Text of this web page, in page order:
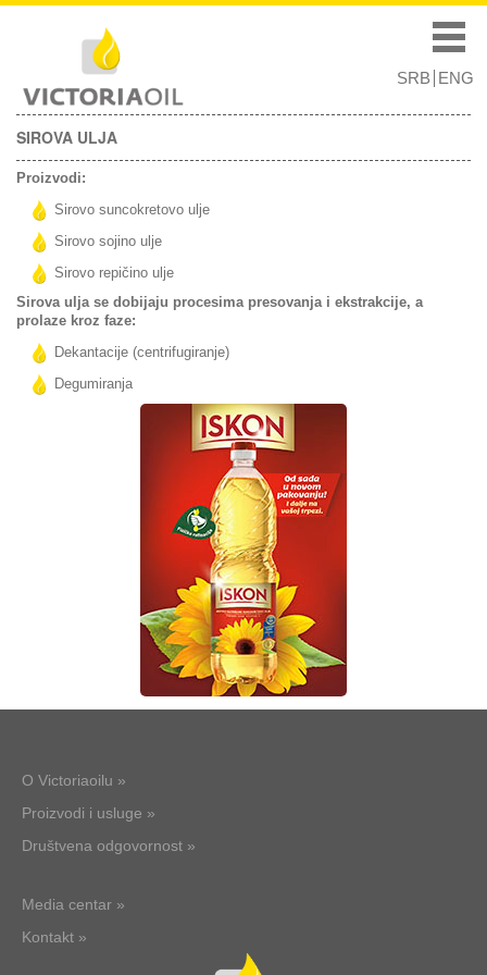
SRB ENG
Main menu
SIROVA ULJA
Proizvodi:
Sirovo suncokretovo ulјe
Sirovo sojino ulјe
Sirovo repičino ulјe
Sirova ulja se dobijaju procesima presovanja i ekstrakcije, a
prolaze kroz faze:
Dekantacije (centrifugiranje)
Degumiranja
O Victoriaoilu »
Proizvodi i usluge »
Društvena odgovornost »
Media centar »
Kontakt »